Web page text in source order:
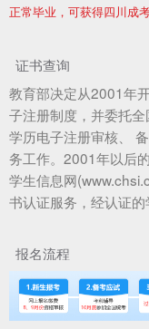
正常毕业，可获得四川成
证书查询
教育部决定从2001年
子注册制度，并委托
学历电子注册审核、
务工作。2001年以后
学生信息网
书认证服务，经认证的
报名流程